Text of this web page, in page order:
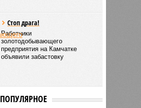
Стоп драга!
Работники
золотодобывающего
предприятия на Камчатке
объявили забастовку
ПОПУЛЯРНОЕ